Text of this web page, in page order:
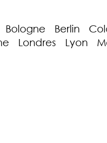
Berlin
Londres Lyon